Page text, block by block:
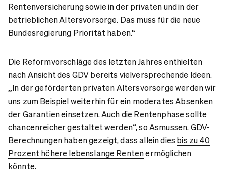
Rentenversicherung sowie in der privaten und in der
betrieblichen Altersvorsorge. Das muss für die neue
Bundesregierung Priorität haben.“
Die Reformvorschläge des letzten Jahres enthielten
nach Ansicht des GDV bereits vielversprechende Ideen.
„In der geförderten privaten Altersvorsorge werden wir
uns zum Beispiel weiterhin für ein moderates Absenken
der Garantien einsetzen. Auch die Rentenphase sollte
chancenreicher gestaltet werden“, so Asmussen. GDV-
Berechnungen haben gezeigt, dass allein dies bis zu 40
Prozent höhere lebenslange Rentenermöglichen
könnte.